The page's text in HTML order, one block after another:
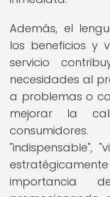
Además, el
los beneficios y
servicio
necesidades al
a problemas o
mejorar la
"indispensable",